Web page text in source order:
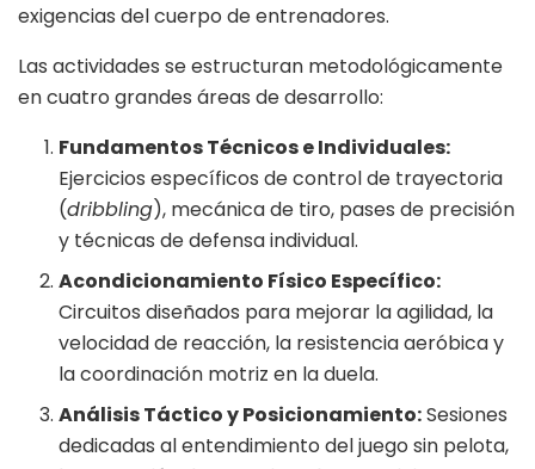
exigencias del cuerpo de entrenadores.
Las actividades se estructuran metodológicamente
en cuatro grandes áreas de desarrollo:
Fundamentos Técnicos e Individuales:
Ejercicios específicos de control de trayectoria
(dribbling), mecánica de tiro, pases de precisión
y técnicas de defensa individual.
Acondicionamiento Físico Específico:
Circuitos diseñados para mejorar la agilidad, la
velocidad de reacción, la resistencia aeróbica y
la coordinación motriz en la duela.
Análisis Táctico y Posicionamiento:Sesiones
dedicadas al entendimiento del juego sin pelota,